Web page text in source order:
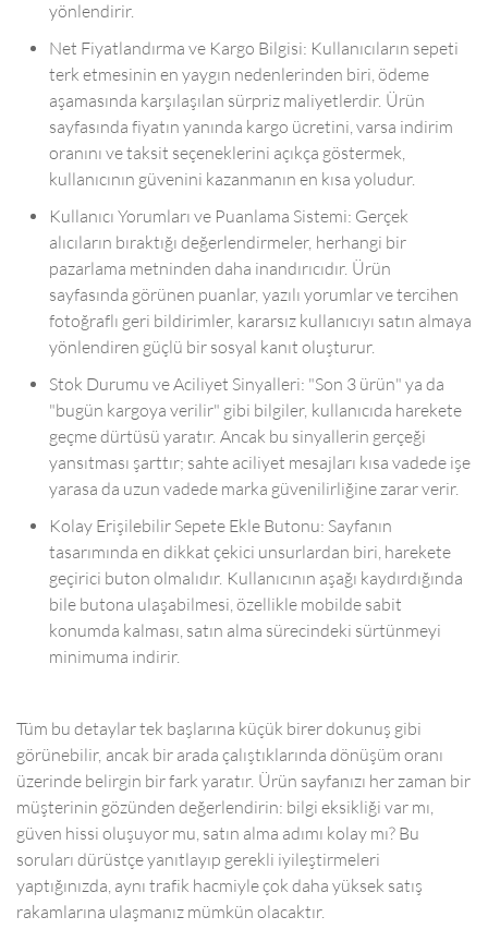
yönlendirir.
Net Fiyatlandırma ve Kargo Bilgisi: Kullanıcıların sepeti
terk etmesinin en yaygın nedenlerinden biri, ödeme
aşamasında karşılaşılan sürpriz maliyetlerdir. Ürün
sayfasında fiyatın yanında kargo ücretini, varsa indirim
oranını ve taksit seçeneklerini açıkça göstermek,
kullanıcının güvenini kazanmanın en kısa yoludur.
Kullanıcı Yorumları ve Puanlama Sistemi: Gerçek
alıcıların bıraktığı değerlendirmeler, herhangi bir
pazarlama metninden daha inandırıcıdır. Ürün
sayfasında görünen puanlar, yazılı yorumlar ve tercihen
fotoğraflı geri bildirimler, kararsız kullanıcıyı satın almaya
yönlendiren güçlü bir sosyal kanıt oluşturur.
Stok Durumu ve Aciliyet Sinyalleri: "Son 3 ürün" ya da
"bugün kargoya verilir" gibi bilgiler, kullanıcıda harekete
geçme dürtüsü yaratır. Ancak bu sinyallerin gerçeği
yansıtması şarttır; sahte aciliyet mesajları kısa vadede işe
yarasa da uzun vadede marka güvenilirliğine zarar verir.
Kolay Erişilebilir Sepete Ekle Butonu: Sayfanın
tasarımında en dikkat çekici unsurlardan biri, harekete
geçirici buton olmalıdır. Kullanıcının aşağı kaydırdığında
bile butona ulaşabilmesi, özellikle mobilde sabit
konumda kalması, satın alma sürecindeki sürtünmeyi
minimuma indirir.
Tüm bu detaylar tek başlarına küçük birer dokunuş gibi
görünebilir, ancak bir arada çalıştıklarında dönüşüm oranı
üzerinde belirgin bir fark yaratır. Ürün sayfanızı her zaman bir
müşterinin gözünden değerlendirin: bilgi eksikliği var mı,
güven hissi oluşuyor mu, satın alma adımı kolay mı? Bu
soruları dürüstçe yanıtlayıp gerekli iyileştirmeleri
yaptığınızda, aynı trafik hacmiyle çok daha yüksek satış
rakamlarına ulaşmanız mümkün olacaktır.